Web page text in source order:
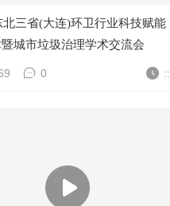
北三省(大连)环卫行业科技赋能
城市垃圾治理学术交流会
0 ::